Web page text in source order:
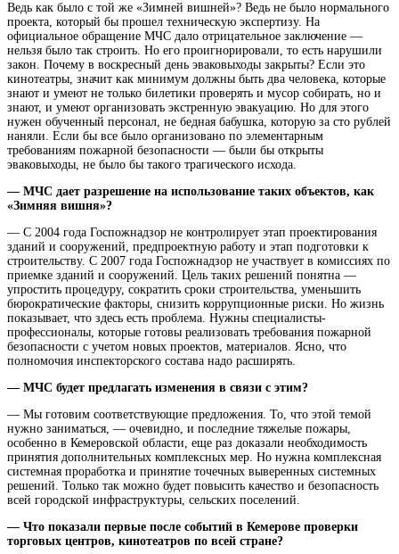
Ведь как было с той же «Зимней вишней»? Ведь не было нормального
проекта, который бы прошел техническую экспертизу. На
официальное обращение МЧС дало отрицательное заключение —
нельзя было так строить. Но его проигнорировали, то есть нарушили
закон. Почему в воскресный день эваковыходы закрыты? Если это
кинотеатры, значит как минимум должны быть два человека, которые
знают и умеют не только билетики проверять и мусор собирать, но и
знают, и умеют организовать экстренную эвакуацию. Но для этого
нужен обученный персонал, не бедная бабушка, которую за сто рублей
наняли. Если бы все было организовано по элементарным
требованиям пожарной безопасности — были бы открыты
эваковыходы, не было бы такого трагического исхода.
— МЧС дает разрешение на использование таких объектов, как
«Зимняя вишня»?
— С 2004 года Госпожнадзор не контролирует этап проектирования
зданий и сооружений, предпроектную работу и этап подготовки к
строительству. С 2007 года Госпожнадзор не участвует в комиссиях по
приемке зданий и сооружений. Цель таких решений понятна —
упростить процедуру, сократить сроки строительства, уменьшить
бюрократические факторы, снизить коррупционные риски. Но жизнь
показывает, что здесь есть проблема. Нужны специалисты-
профессионалы, которые готовы реализовать требования пожарной
безопасности с учетом новых проектов, материалов. Ясно, что
полномочия инспекторского состава надо расширять.
— МЧС будет предлагать изменения в связи с этим?
— Мы готовим соответствующие предложения. То, что этой темой
нужно заниматься, — очевидно, и последние тяжелые пожары,
особенно в Кемеровской области, еще раз доказали необходимость
принятия дополнительных комплексных мер. Но нужна комплексная
системная проработка и принятие точечных выверенных системных
решений. Только так можно будет повысить качество и безопасность
всей городской инфраструктуры, сельских поселений.
— Что показали первые после событий в Кемерове проверки
торговых центров, кинотеатров по всей стране?